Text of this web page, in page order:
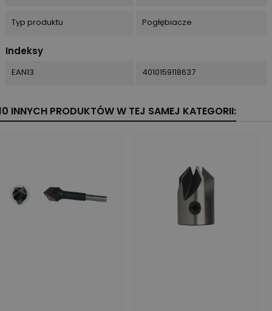
Typ produktu Pogłębiacze
Indeksy
EAN13 4010159118637
INNYCH PRODUKTÓW W TEJ SAMEJ KATEGORII: